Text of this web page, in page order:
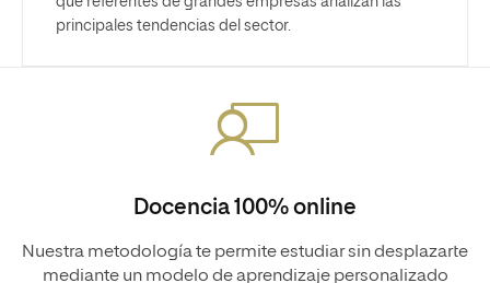
principales tendencias del sector.
Docencia 100% online
Nuestra metodología te permite estudiar sin desplazarte
mediante un modelo de aprendizaje personalizado